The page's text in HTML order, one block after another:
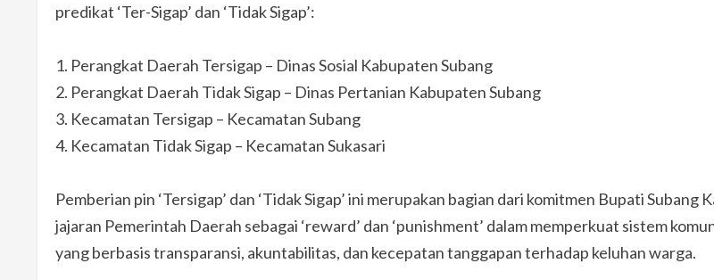
predikat ‘Ter-Sigap’ dan ‘Tidak Sigap’:
1.⁠ ⁠Perangkat Daerah Tersigap – Dinas Sosial Kabupaten Subang
2.⁠ ⁠Perangkat Daerah Tidak Sigap – Dinas Pertanian Kabupaten Subang
3.⁠ ⁠Kecamatan Tersigap – Kecamatan Subang
4.⁠ ⁠Kecamatan Tidak Sigap – Kecamatan Sukasari
Pemberian pin ‘Tersigap’ dan ‘Tidak Sigap’ ini merupakan bagian dari komitmen Bupati Subang
jajaran Pemerintah Daerah sebagai ‘reward’ dan ‘punishment’ dalam memperkuat sistem
yang berbasis transparansi, akuntabilitas, dan kecepatan tanggapan terhadap keluhan warga.